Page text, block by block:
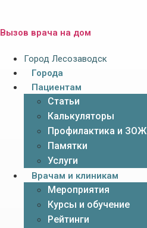
Вызов врача на дом
Город Лесозаводск
Города
Пациентам
Статьи
Калькуляторы
Профилактика и ЗОЖ
Памятки
Услуги
Врачам и клиникам
Мероприятия
Курсы и обучение
Рейтинги